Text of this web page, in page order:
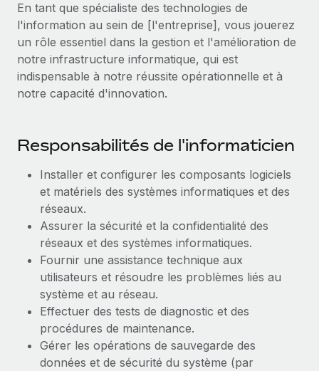
dans le monde entier
Création d’entité
Établissez des entités rapidement et en toute
conformité
employés
Avantages sociaux
Gérez facilement les avantages sociaux
Taxes
Explorer le blog
BLOG
Intégrations Gusto et Xero et Gestion des
Remote a toujours pour mission d'aider les entreprises de
toute taille à embaucher, gérer et payer...
En savoir plus
Comment Phiture gère ses 55 employés
répartis dans 19 pays grâce à Remote
Phiture, un leader notable du conseil en matière de
croissance mobile internationale, encourage les...
En savoir plus
En tant que spécialiste des technologies de
l'information au sein de [l'entreprise], vous jouerez
un rôle essentiel dans la gestion et l'amélioration de
notre infrastructure informatique, qui est
indispensable à notre réussite opérationnelle et à
notre capacité d'innovation.
Responsabilités de l'informaticien
Installer et configurer les composants logiciels
et matériels des systèmes informatiques et des
réseaux.
Assurer la sécurité et la confidentialité des
réseaux et des systèmes informatiques.
Fournir une assistance technique aux
utilisateurs et résoudre les problèmes liés au
système et au réseau.
Effectuer des tests de diagnostic et des
procédures de maintenance.
Gérer les opérations de sauvegarde des
données et de sécurité du système (par